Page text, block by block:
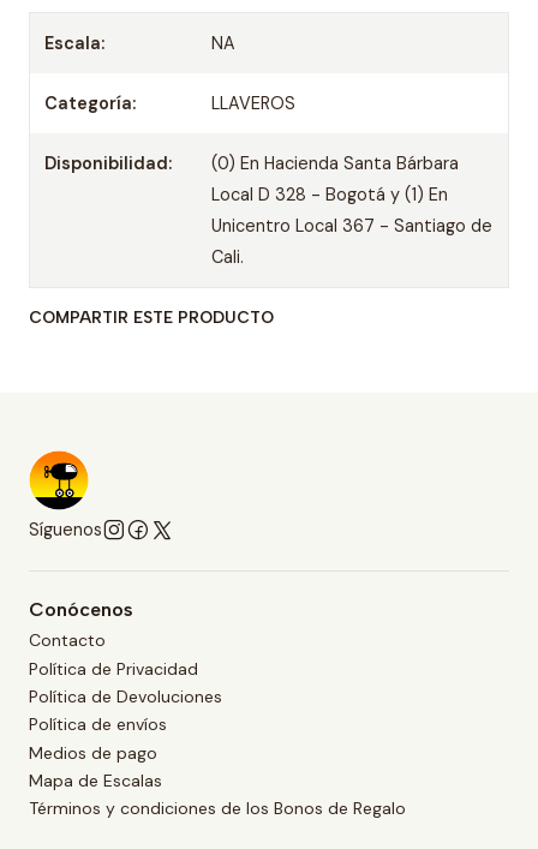
Escala: NA
Categoría: LLAVEROS
Disponibilidad:
(0) En Hacienda Santa Bárbara
Local D 328 - Bogotá y (1) En
Unicentro Local 367 - Santiago de
Cali.
COMPARTIR ESTE PRODUCTO
Síguenos
Conócenos
Contacto
Política de Privacidad
Política de Devoluciones
Política de envíos
Medios de pago
Mapa de Escalas
Términos y condiciones de los Bonos de Regalo